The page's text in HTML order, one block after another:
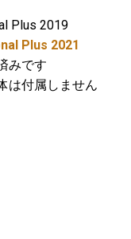
Plus 2019
Plus 2021
みです
は付属しません